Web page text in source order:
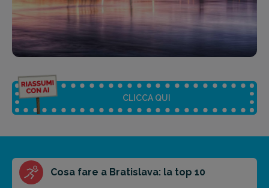
CLICCA QUI
Riassunto dell'articolo
Scegli il formato del riassunto
Cosa fare a Bratislava: la top 10